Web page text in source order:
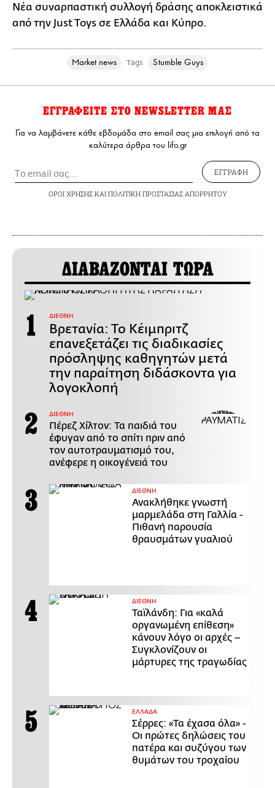
Νέα συναρπαστική συλλογή δράσης αποκλειστικά
από την Just Toys σε Ελλάδα και Κύπρο.
Market news Tags Stumble Guys
ΕΓΓΡΑΦΕΙΤΕ ΣΤΟ NEWSLETTER ΜΑΣ
Για να λαμβάνετε κάθε εβδομάδα στο email σας μια επιλογή από τα
καλύτερα άρθρα του lifo.gr
ΕΓΓΡΑΦΗ
ΟΡΟΙ ΧΡΗΣΗΣΚΑΙ ΠΟΛΙΤΙΚΗ ΠΡΟΣΤΑΣΙΑΣ ΑΠΟΡΡΗΤΟΥ
ΔΙΑΒΑΖΟΝΤΑΙ ΤΩΡΑ
ΔΙΕΘΝΗ
Βρετανία: Το Κέιμπριτζ
επανεξετάζει τις διαδικασίες
πρόσληψης καθηγητών μετά
την παραίτηση διδάσκοντα για
λογοκλοπή
ΔΙΕΘΝΗ
Πέρεζ Χίλτον: Τα παιδιά του
έφυγαν από το σπίτι πριν από
τον αυτοτραυματισμό του,
ανέφερε η οικογένειά του
ΔΙΕΘΝΗ
Ανακλήθηκε γνωστή
μαρμελάδα στη Γαλλία -
Πιθανή παρουσία
θραυσμάτων γυαλιού
ΔΙΕΘΝΗ
Ταϊλάνδη: Για «καλά
οργανωμένη επίθεση»
κάνουν λόγο οι αρχές –
Συγκλονίζουν οι
μάρτυρες της τραγωδίας
ΕΛΛΑΔΑ
Σέρρες: «Τα έχασα όλα» -
Οι πρώτες δηλώσεις του
πατέρα και συζύγου των
θυμάτων του τροχαίου